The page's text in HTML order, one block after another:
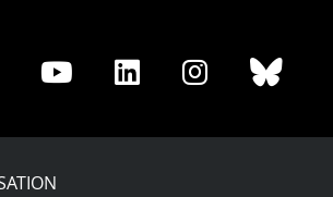
Share
Youtube
Share
LinkedIn
Share
Instagram